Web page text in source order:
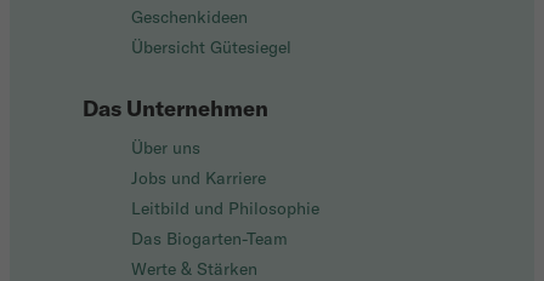
Geschenkideen
Übersicht Gütesiegel
Das Unternehmen
Über uns
Jobs und Karriere
Leitbild und Philosophie
Das Biogarten-Team
Werte & Stärken